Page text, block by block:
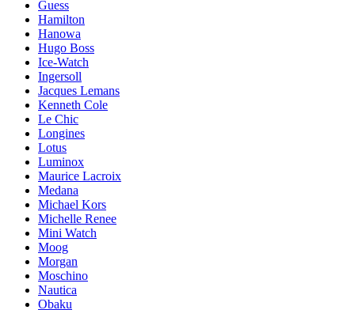
Guess
Hamilton
Hanowa
Hugo Boss
Ice-Watch
Ingersoll
Jacques Lemans
Kenneth Cole
Le Chic
Longines
Lotus
Luminox
Maurice Lacroix
Medana
Michael Kors
Michelle Renee
Mini Watch
Moog
Morgan
Moschino
Nautica
Obaku